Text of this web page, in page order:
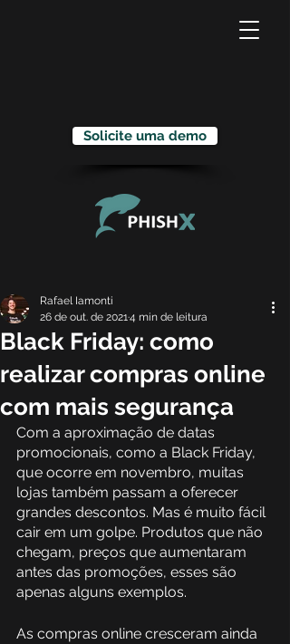
Solicite uma demo
Black Friday: como
realizar compras online
com mais segurança
Rafael Iamonti
26 de out. de 20214 min de leitura
Com a aproximação de datas
promocionais, como a Black Friday,
que ocorre em novembro, muitas
lojas também passam a oferecer
grandes descontos. Mas é muito fácil
cair em um golpe. Produtos que não
chegam, preços que aumentaram
antes das promoções, esses são
apenas alguns exemplos.
As compras online cresceram ainda